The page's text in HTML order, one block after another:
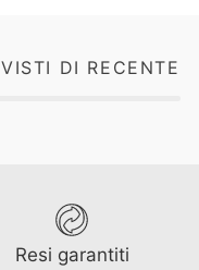
VISTI DI RECENTE
Resi garantiti